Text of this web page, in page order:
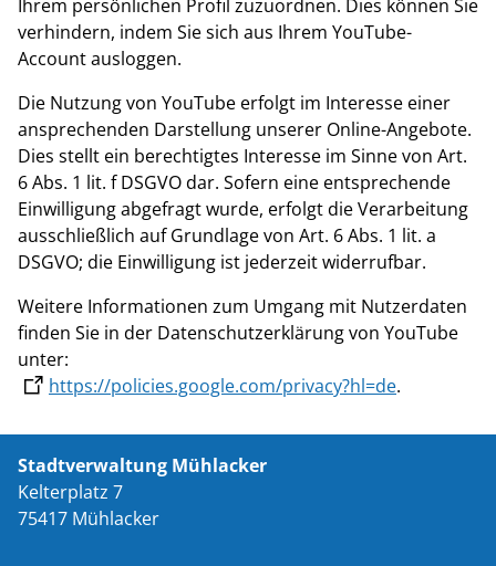
Ihrem persönlichen Profil zuzuordnen. Dies können Sie
verhindern, indem Sie sich aus Ihrem YouTube-
Account ausloggen.
Die Nutzung von YouTube erfolgt im Interesse einer
ansprechenden Darstellung unserer Online-Angebote.
Dies stellt ein berechtigtes Interesse im Sinne von Art.
6 Abs. 1 lit. f DSGVO dar. Sofern eine entsprechende
Einwilligung abgefragt wurde, erfolgt die Verarbeitung
ausschließlich auf Grundlage von Art. 6 Abs. 1 lit. a
DSGVO; die Einwilligung ist jederzeit widerrufbar.
Weitere Informationen zum Umgang mit Nutzerdaten
finden Sie in der Datenschutzerklärung von YouTube
unter:
https://policies.google.com/privacy?hl=de.
Stadtverwaltung Mühlacker
Kelterplatz 7
75417 Mühlacker